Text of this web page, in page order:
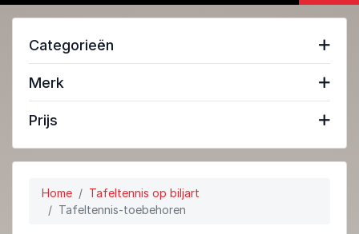
Categorieën
Merk
Prijs
Home
Tafeltennis op biljart
Tafeltennis-toebehoren